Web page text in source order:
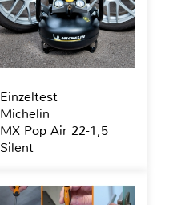
Einzeltest
Michelin
MX Pop Air 22-1,5
Silent